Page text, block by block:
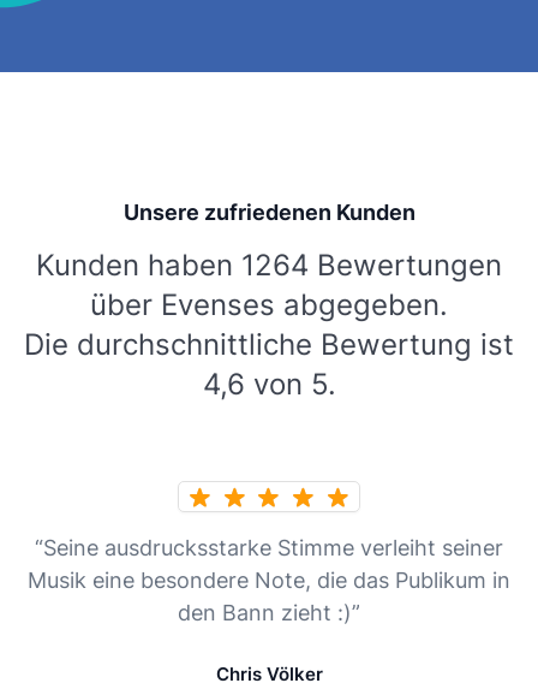
Unsere zufriedenen Kunden
Kunden haben 1264 Bewertungen
über Evenses abgegeben.
Die durchschnittliche Bewertung ist
4,6 von 5.
“Seine ausdrucksstarke Stimme verleiht seiner
Musik eine besondere Note, die das Publikum in
den Bann zieht :)”
Chris Völker